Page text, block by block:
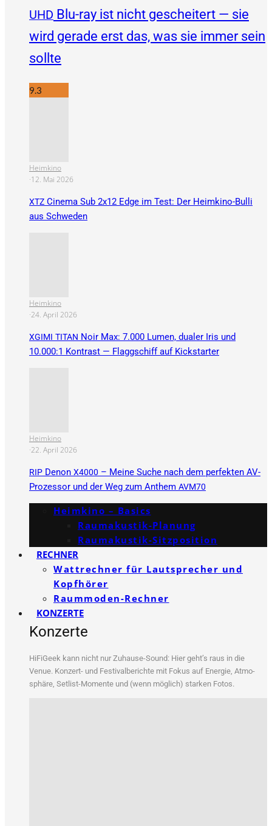
UHD Blu-ray ist nicht gescheitert — sie
wird gerade erst das, was sie immer sein
sollte
9.3
Heimkino
·12. Mai 2026
XTZ Cinema Sub 2x12 Edge im Test: Der Heimkino-Bulli
aus Schweden
Heimkino
·24. April 2026
XGIMI TITAN Noir Max: 7.000 Lumen, dualer Iris und
10.000:1 Kontrast — Flaggschiff auf Kickstarter
Heimkino
·22. April 2026
RIP Denon X4000 – Meine Suche nach dem perfekten AV-
Prozessor und der Weg zum Anthem AVM70
Heimkino – Basics
Raumakustik-Planung
Raumakustik-Sitzposition
RECHNER
Wattrechner für Lautsprecher und
Kopfhörer
Raummoden-Rechner
KONZERTE
Konzerte
HiFi­Ge­ek kann nicht nur Zuhau­se-Sound: Hier geht’s raus in die
Venue. Kon­zert- und Fes­ti­val­be­rich­te mit Fokus auf Ener­gie, Atmo­
sphä­re, Set­list-Momen­te und (wenn mög­lich) star­ken Fotos.